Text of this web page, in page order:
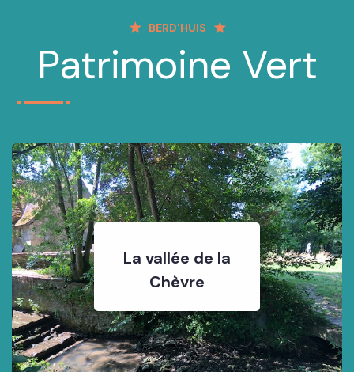
BERD'HUIS
Patrimoine Vert
La vallée de la
Chèvre